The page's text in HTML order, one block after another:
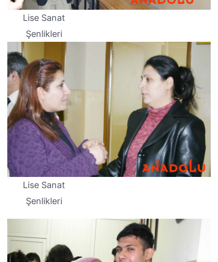
Lise Sanat
Şenlikleri
Lise Sanat
Şenlikleri